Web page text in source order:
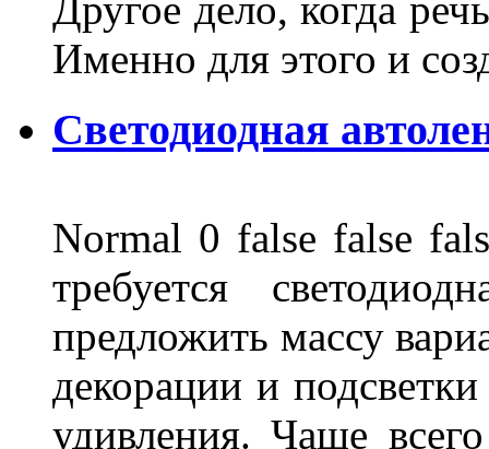
Именно для этого и
Светодиодная
Normal 0 false false
требуется
предложить массу
декорации и
удивления. Чаще